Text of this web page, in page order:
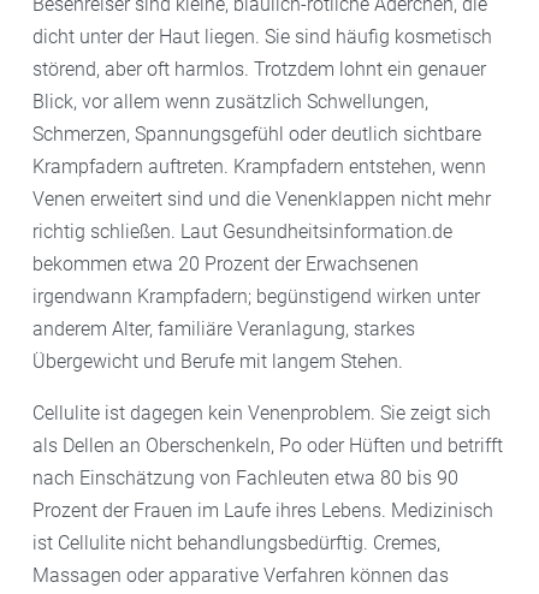
dicht unter der Haut liegen. Sie sind häufig kosmetisch
störend, aber oft harmlos. Trotzdem lohnt ein genauer
Blick, vor allem wenn zusätzlich Schwellungen,
Schmerzen, Spannungsgefühl oder deutlich sichtbare
Krampfadern auftreten. Krampfadern entstehen, wenn
Venen erweitert sind und die Venenklappen nicht mehr
richtig schließen. Laut Gesundheitsinformation.de
bekommen etwa 20 Prozent der Erwachsenen
irgendwann Krampfadern; begünstigend wirken unter
anderem Alter, familiäre Veranlagung, starkes
Übergewicht und Berufe mit langem Stehen.
Cellulite ist dagegen kein Venenproblem. Sie zeigt sich
als Dellen an Oberschenkeln, Po oder Hüften und betrifft
nach Einschätzung von Fachleuten etwa 80 bis 90
Prozent der Frauen im Laufe ihres Lebens. Medizinisch
ist Cellulite nicht behandlungsbedürftig. Cremes,
Massagen oder apparative Verfahren können das